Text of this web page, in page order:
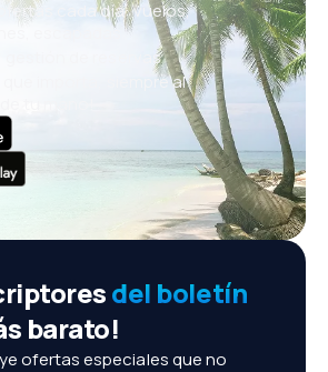
ofertas cada día: vuelos,
escapadas
gestión de reservas
que importa, siempre al
del boletín
barato!
ofertas especiales que no